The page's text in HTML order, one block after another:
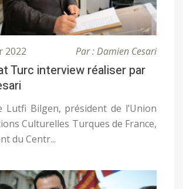
2022 Par : Damien Cesari
Turc interview réaliser par
Lutfi Bilgen, président de l’Union
Culturelles Turques de France,
du Centr...